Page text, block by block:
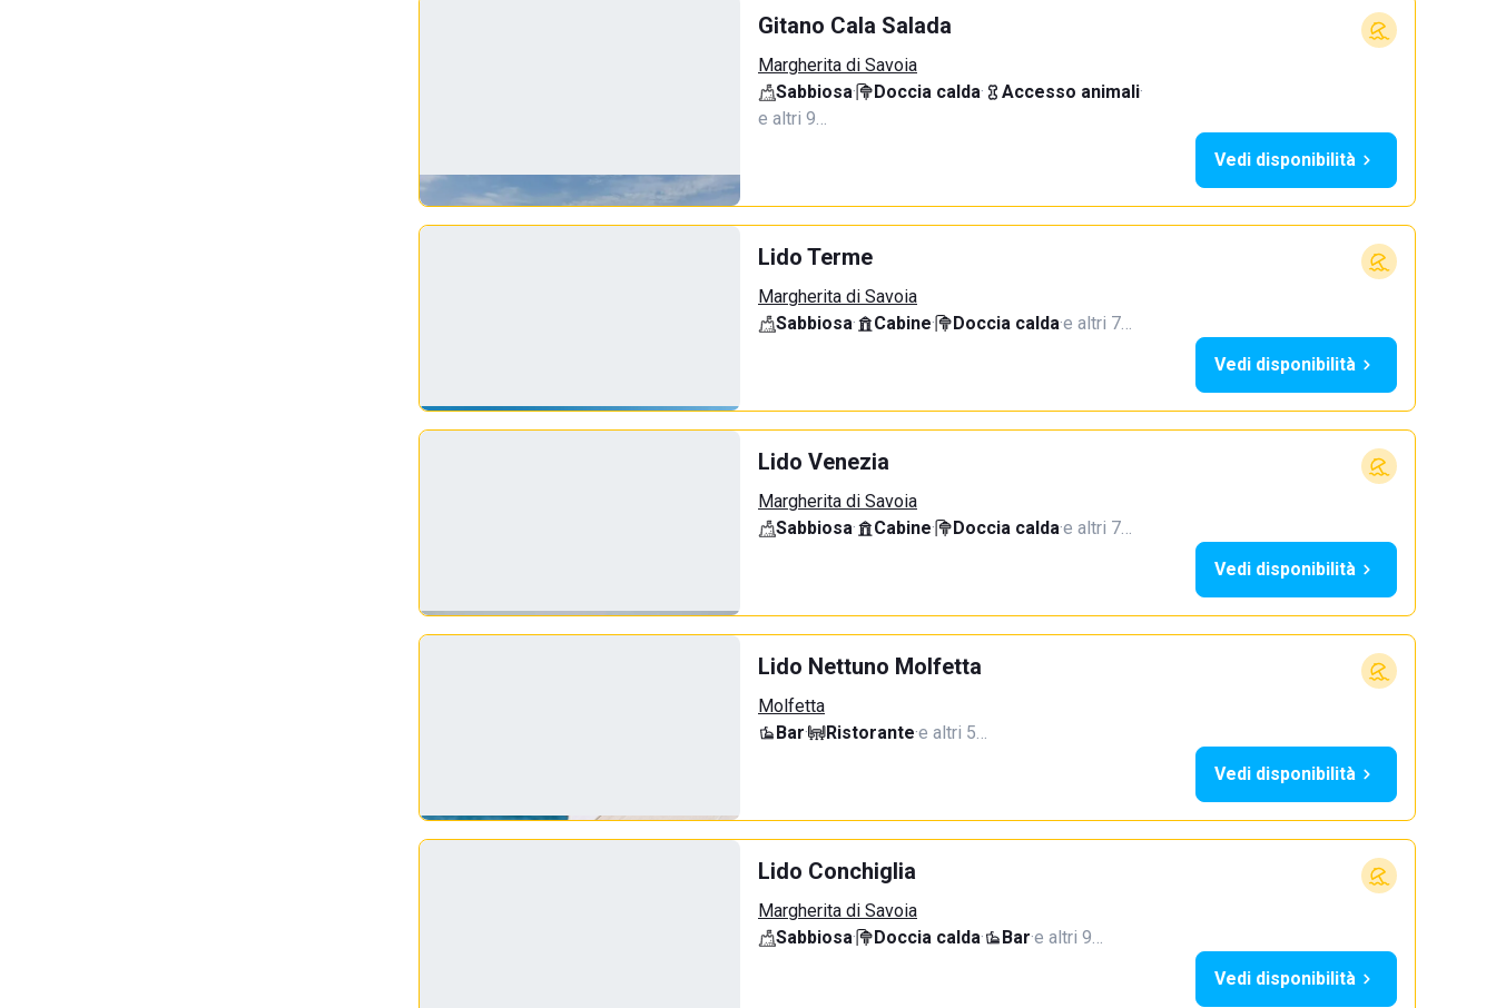
Gitano Cala Salada
Margherita di Savoia
Sabbiosa· Doccia calda· Accesso animali·
e altri 9…
Vedi disponibilità
Lido Terme
Margherita di Savoia
Sabbiosa· Cabine· Doccia calda·e altri 7…
Vedi disponibilità
Lido Venezia
Margherita di Savoia
Sabbiosa· Cabine· Doccia calda·e altri 7…
Vedi disponibilità
Lido Nettuno Molfetta
Molfetta
Bar· Ristorante·e altri 5…
Vedi disponibilità
Lido Conchiglia
Margherita di Savoia
Sabbiosa· Doccia calda· Bar·e altri 9…
Vedi disponibilità